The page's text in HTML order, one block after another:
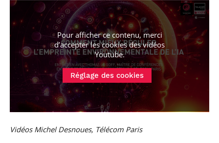
Pour afficher ce contenu, merci
d’accepter les cookiesdes vidéos
Youtube.
Réglage des cookies
Vidéos Michel Desnoues, Télécom Paris